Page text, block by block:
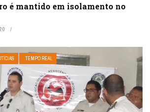
é mantido em isolamento no
TEMPO REAL